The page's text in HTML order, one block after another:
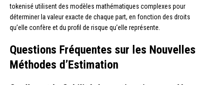
tokenisé utilisent des modèles mathématiques complexes pour
déterminer la valeur exacte de chaque part, en fonction des droits
qu’elle confère et du profil de risque qu’elle représente.
Questions Fréquentes sur les Nouvelles
Méthodes d’Estimation